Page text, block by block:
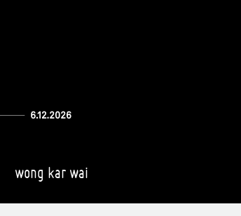
wong kar wai